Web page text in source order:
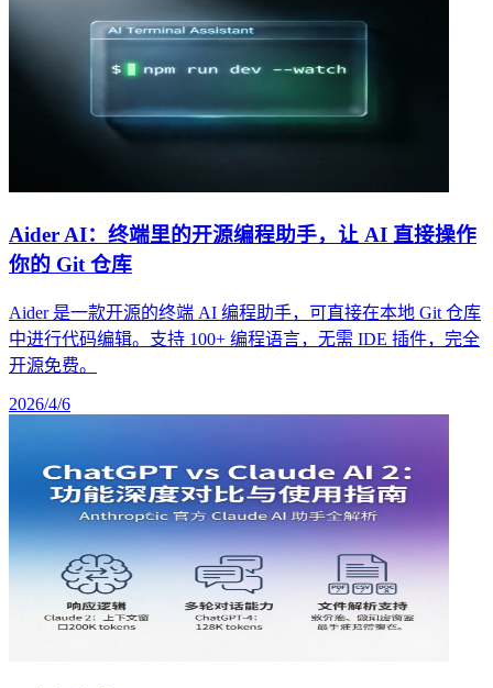
Aider AI：终端里的开源编程助手，让 AI 直接操作
你的 Git 仓库
Aider 是一款开源的终端 AI 编程助手，可直接在本地 Git 仓库
中进行代码编辑。支持 100+ 编程语言，无需 IDE 插件，完全
开源免费。
2026/4/6